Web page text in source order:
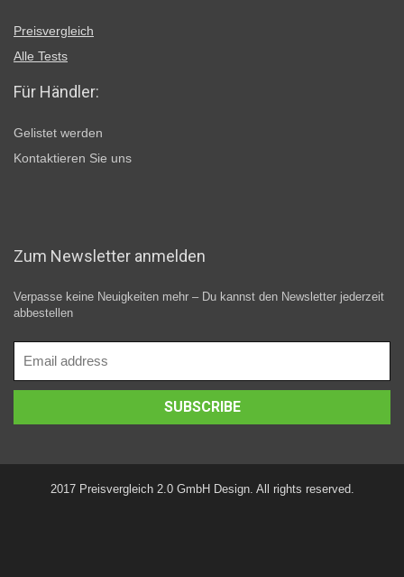
Preisvergleich
Alle Tests
Für Händler:
Gelistet werden
Kontaktieren Sie uns
Zum Newsletter anmelden
Verpasse keine Neuigkeiten mehr – Du kannst den Newsletter jederzeit
abbestellen
2017 Preisvergleich 2.0 GmbH Design. All rights reserved.